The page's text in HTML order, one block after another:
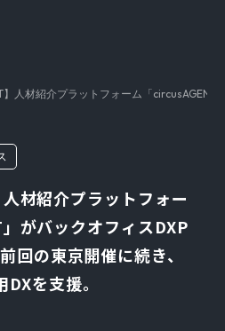
】人材紹介プラットフォーム「
材紹介プラットフォー
がバックオフィスDXP
回の東京開催に続き、
を支援。